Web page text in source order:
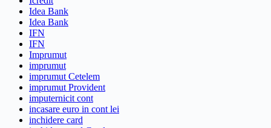
Idea Bank
Idea Bank
IFN
IFN
Imprumut
imprumut
imprumut Cetelem
imprumut Provident
imputernicit cont
incasare euro in cont lei
inchidere card